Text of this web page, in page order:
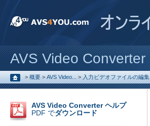
AVS Video Converter
> 概要 > AVS Video... > 入力ビデオファイルの編集
AVS Video Converter ヘルプ
PDF でダウンロード